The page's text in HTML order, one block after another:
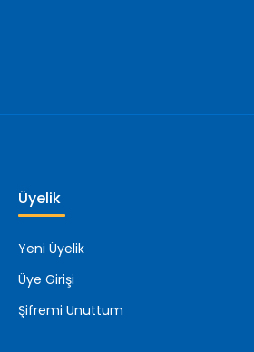
Üyelik
Yeni Üyelik
Üye Girişi
Şifremi Unuttum